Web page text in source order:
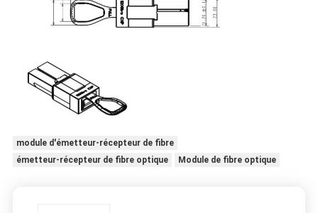
module d'émetteur-récepteur de fibre
émetteur-récepteur de fibre optique
Module de fibre optique